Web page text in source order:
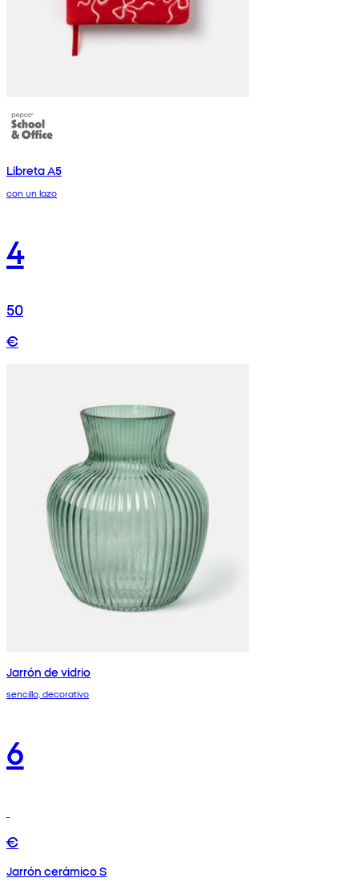
Libreta A5
con un lazo
4
50
€
Jarrón de vidrio
sencillo, decorativo
6
€
Jarrón cerámico S